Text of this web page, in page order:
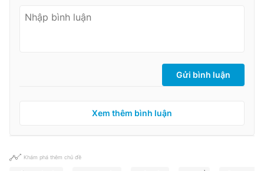
Gửi bình luận
Xem thêm bình luận
Khám phá thêm chủ đề